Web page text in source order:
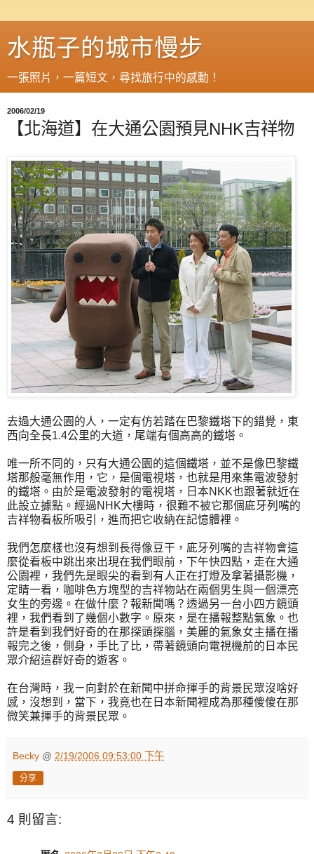
水瓶子的城市慢步
一張照片，一篇短文，尋找旅行中的感動！
2006/02/19
【北海道】在大通公園預見NHK吉祥物
去過大通公園的人，一定有仿若踏在巴黎鐵塔下的錯覺，東
西向全長1.4公里的大道，尾端有個高高的鐵塔。
唯一所不同的，只有大通公園的這個鐵塔，並不是像巴黎鐵
塔那般毫無作用，它，是個電視塔，也就是用來集電波發射
的鐵塔。由於是電波發射的電視塔，日本NKK也跟著就近在
此設立據點。經過NHK大樓時，很難不被它那個庛牙列嘴的
吉祥物看板所吸引，進而把它收納在記憶體裡。
我們怎麼樣也沒有想到長得像豆干，庛牙列嘴的吉祥物會這
麼從看板中跳出來出現在我們眼前，下午快四點，走在大通
公園裡，我們先是眼尖的看到有人正在打燈及拿著攝影機，
定睛一看，咖啡色方塊型的吉祥物站在兩個男生與一個漂亮
女生的旁邊。在做什麼？報新聞嗎？透過另一台小四方鏡頭
裡，我們看到了幾個小數字。原來，是在播報整點氣象。也
許是看到我們好奇的在那探頭探腦，美麗的氣象女主播在播
報完之後，側身，手比了比，帶著鏡頭向電視機前的日本民
眾介紹這群好奇的遊客。
在台灣時，我ㄧ向對於在新聞中拼命揮手的背景民眾沒啥好
感，沒想到，當下，我竟也在日本新聞裡成為那種傻傻在那
微笑兼揮手的背景民眾。
Becky @ 2/19/2006 09:53:00 下午
分享
4 則留言: